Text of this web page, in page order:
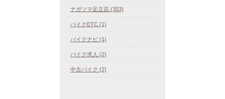
ナガツマ足立店 (353)
バイクETC (1)
バイクナビ (1)
バイク求人 (2)
中古バイク (2)